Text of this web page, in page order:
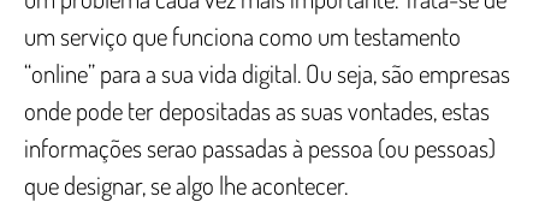
um serviço que funciona como um testamento
“online” para a sua vida digital. Ou seja, são empresas
onde pode ter depositadas as suas vontades, estas
informações serao passadas à pessoa (ou pessoas)
que designar, se algo lhe acontecer.